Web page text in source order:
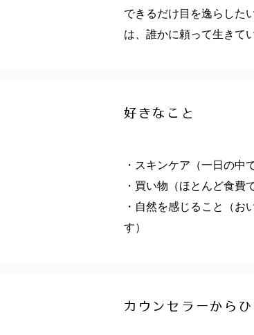
できるだけ目を逸らした
は、誰かに頼って生きて
好きなこと
・スキンケア（一日の中
・買い物（ほとんど食費
・自然を感じること（
す）
カウンセラーからひ